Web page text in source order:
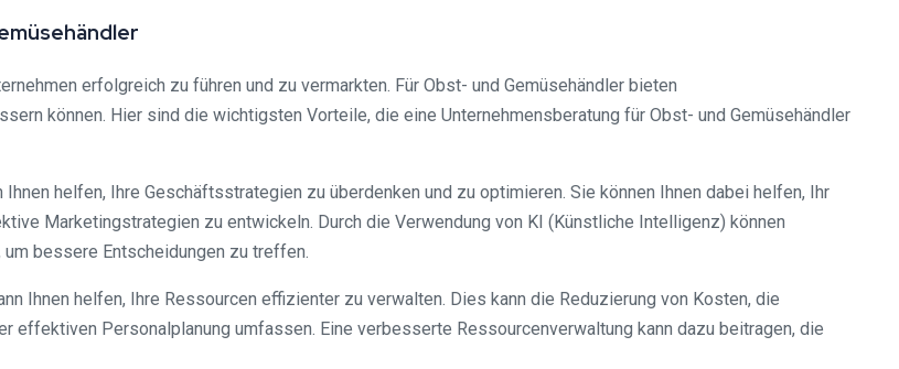
erfolgreich zu führen und zu vermarkten. Für Obst- und Gemüsehändler bieten
können. Hier sind die wichtigsten Vorteile, die eine Unternehmensberatung für Obst- und Gemüsehändler
helfen, Ihre Geschäftsstrategien zu überdenken und zu optimieren. Sie können Ihnen dabei helfen, Ihr
Marketingstrategien zu entwickeln. Durch die Verwendung von KI (Künstliche Intelligenz) können
um bessere Entscheidungen zu treffen.
Ihnen helfen, Ihre Ressourcen effizienter zu verwalten. Dies kann die Reduzierung von Kosten, die
Personalplanung umfassen. Eine verbesserte Ressourcenverwaltung kann dazu beitragen, die